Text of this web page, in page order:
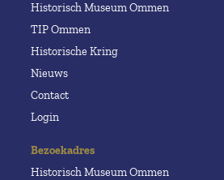
Bezoekadres
Historisch Museum Ommen
Historisch Museum Ommen
TIP Ommen
Historische Kring
Nieuws
Contact
Login